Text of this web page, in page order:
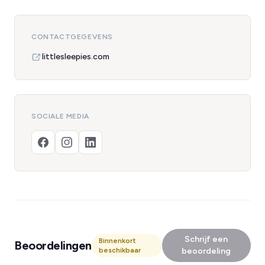
CONTACTGEGEVENS
littlesleepies.com
SOCIALE MEDIA
Beoordelingen
Binnenkort
beschikbaar
Schrijf een
beoordeling